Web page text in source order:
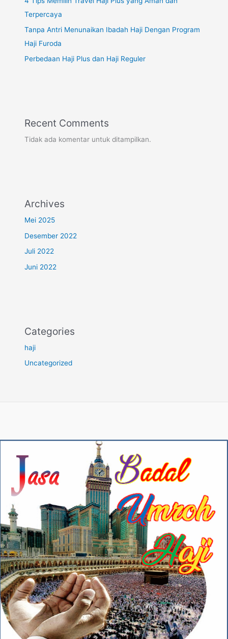
Terpercaya
Tanpa Antri Menunaikan Ibadah Haji Dengan Program
Haji Furoda
Perbedaan Haji Plus dan Haji Reguler
Recent Comments
Tidak ada komentar untuk ditampilkan.
Archives
Mei 2025
Desember 2022
Juli 2022
Juni 2022
Categories
haji
Uncategorized